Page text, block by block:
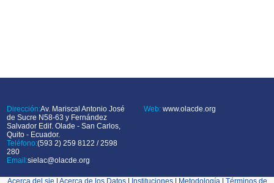
Dirección:Av. Mariscal Antonio José
de Sucre N58-63 y Fernández
Salvador Edif. Olade - San Carlos,
Quito - Ecuador.
Teléfono:(593 2) 259 8122 / 2598
280
Email:sielac@olacde.org
Web: www.olacde.org
Acerca del sie Acerca de los Datos| Instituciones| Metodología Términos de